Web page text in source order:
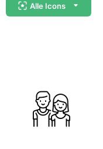
Alle Icons